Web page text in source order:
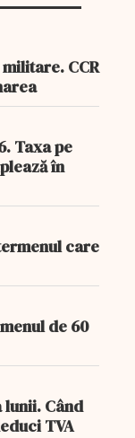
CCR
Taxa pe
în
care
de 60
lunii. Când
TVA